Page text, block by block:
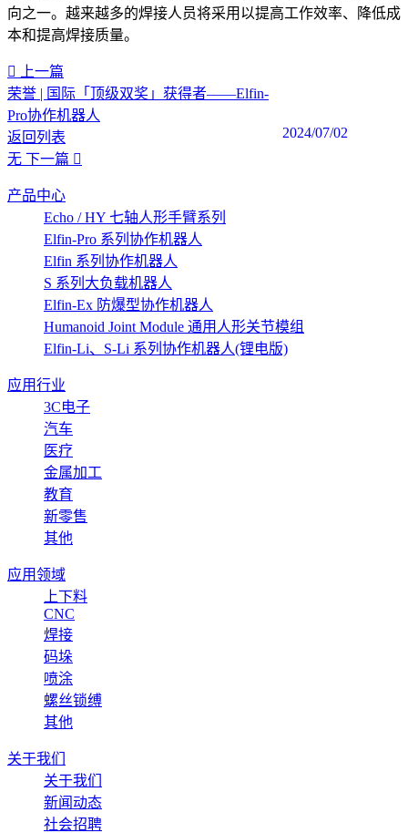
向之一。越来越多的焊接人员将采用以提高工作效率、降低成
本和提高焊接质量。‍‍
上一篇
荣誉 | 国际「顶级双奖」获得者——Elfin-
Pro协作机器人
2024/07/02
返回列表
无 下一篇
产品中心
Echo / HY 七轴人形手臂系列
Elfin-Pro 系列协作机器人
Elfin 系列协作机器人
S 系列大负载机器人
Elfin-Ex 防爆型协作机器人
Humanoid Joint Module 通用人形关节模组
Elfin-Li、S-Li 系列协作机器人(锂电版)
应用行业
3C电子
汽车
医疗
金属加工
教育
新零售
其他
应用领域
上下料
CNC
焊接
码垛
喷涂
螺丝锁缚
其他
关于我们
关于我们
新闻动态
社会招聘